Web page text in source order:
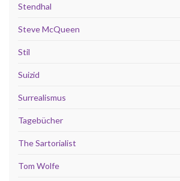
Stendhal
Steve McQueen
Stil
Suizid
Surrealismus
Tagebücher
The Sartorialist
Tom Wolfe